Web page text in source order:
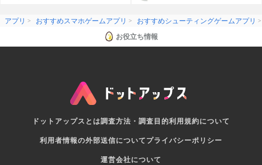
アプリ おすすめスマホゲームアプリ
おすすめシューティングゲームアプリ
お役立ち情報
ドットアップスとは調査方法・調査目的利用規約について
利用者情報の外部送信についてプライバシーポリシー
運営会社について